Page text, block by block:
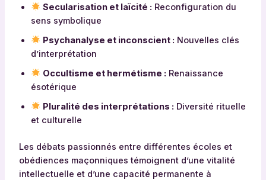
Secularisation et laïcité : Reconfiguration du
sens symbolique
Psychanalyse et inconscient : Nouvelles clés
d’interprétation
Occultisme et hermétisme : Renaissance
ésotérique
Pluralité des interprétations : Diversité rituelle
et culturelle
Les débats passionnés entre différentes écoles et
obédiences maçonniques témoignent d’une vitalité
intellectuelle et d’une capacité permanente à